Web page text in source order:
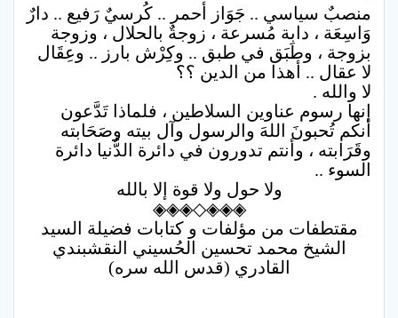
منصبٌ سياسي .. جَوَاز أحمر .. كُرسيٌ رَفيع .. دارٌ
وَاسِعَة ، دابة مُسرعة ، زوجةٌ بالحلال ، وزوجة
بزوجة ، وطَبَق في طبق .. وكِرْش بارز .. وعِقَال
لا عقال .. أهذا من الدين ؟؟
لا والله .
إنها رسوم عناوين السلاطين ، فلماذا تَدَّعون
أنكم تُحبونَ اللهَ والرسول وآل بيته وصَحَابته
وقَرَابته ، وأنتم تدورون في دائرة الدُّنيا دائرة
السوء ..
ولا حول ولا قوة إلا بالله
◈◈◈◇◈◈◈
مقتطفات من مؤلفات و كتابات فضيلة السيد
الشيخ محمد تحسين الحُسيني النقشبندي
القادري (قدس الله سره)